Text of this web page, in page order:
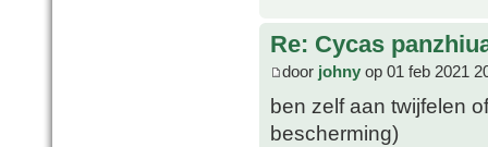
Re: Cycas
door johny op 01 feb 2021
ben zelf aan twijfelen
bescherming)